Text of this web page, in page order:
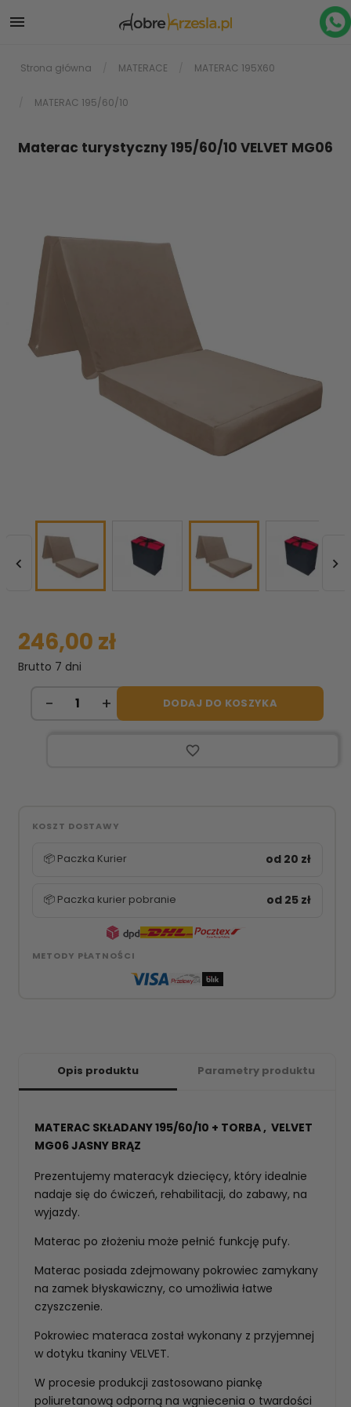

Strona główna MATERACE MATERAC 195X60
MATERAC 195/60/10
Materac turystyczny 195/60/10 VELVET MG06
 
246,00 zł
Brutto 7 dni
DODAJ DO KOSZYKA
favorite_border
KOSZT DOSTAWY
📦 Paczka Kurier od 20 zł
📦 Paczka kurier pobranie od 25 zł
METODY PŁATNOŚCI
Opis produktu Parametry produktu
MATERAC SKŁADANY 195/60/10 + TORBA , VELVET
MG06 JASNY BRĄZ
Prezentujemy materacyk dziecięcy, który idealnie
nadaje się do ćwiczeń, rehabilitacji, do zabawy, na
wyjazdy.
Materac po złożeniu może pełnić funkcję pufy.
Materac posiada zdejmowany pokrowiec zamykany
na zamek błyskawiczny, co umożliwia łatwe
czyszczenie.
Pokrowiec materaca został wykonany z przyjemnej
w dotyku tkaniny VELVET.
W procesie produkcji zastosowano piankę
poliuretanową odporną na wgniecenia o twardości